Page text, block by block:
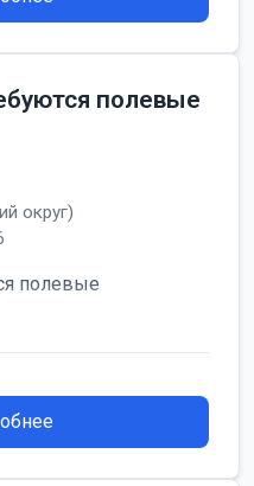
полевые
округ)
полевые